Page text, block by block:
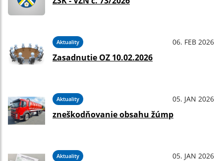
Aktuality 06. FEB 2026
Zasadnutie OZ 10.02.2026
Aktuality 05. JAN 2026
zneškodňovanie obsahu žúmp
Aktuality 05. JAN 2026